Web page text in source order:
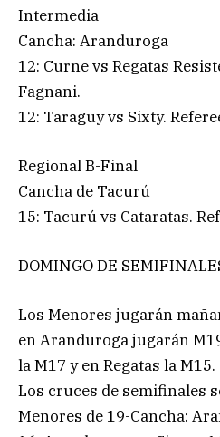
Intermedia
Cancha: Aranduroga
12: Curne vs Regatas
Fagnani.
12: Taraguy vs Sixty.
Regional B-Final
Cancha de Tacurú
15: Tacurú vs Cataratas.
DOMINGO DE
Los Menores jugarán
en Aranduroga jugarán
la M17 y en Regatas la M15.
Los cruces de semifinales
Menores de 19-Cancha: